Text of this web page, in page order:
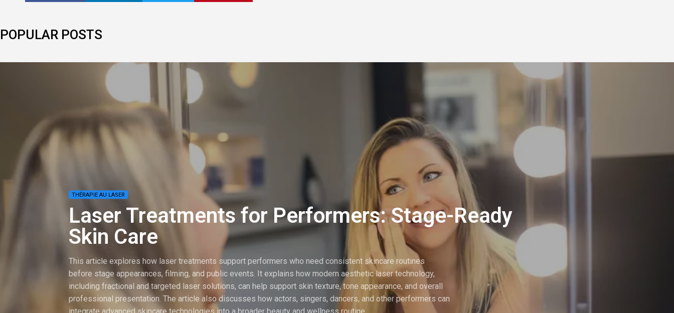
POPULAR POSTS
THÉRAPIE AU LASER
Laser Treatments for Performers: Stage-Ready
Skin Care
This article explores how laser treatments support performers who need consistent skincare routines
before stage appearances, filming, and public events. It explains how modern aesthetic laser technology,
including fractional and targeted laser solutions, can help support skin texture, tone appearance, and overall
professional presentation. The article also discusses how actors, singers, dancers, and other performers can
integrate advanced skincare technologies into a broader beauty and wellness routine.